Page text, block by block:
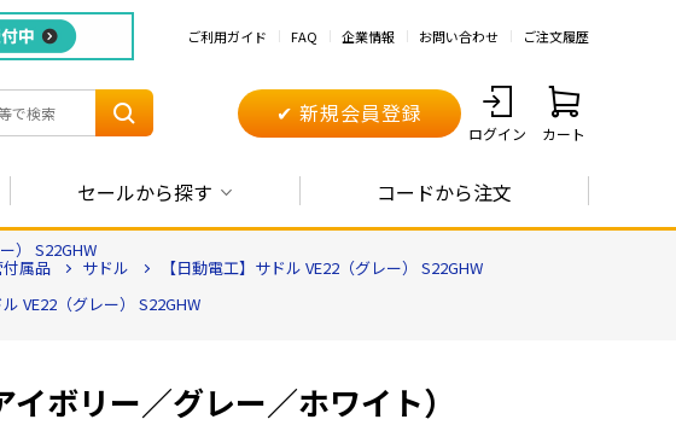
ご利用ガイド FAQ 企業情報 お問い合わせ ご注文履歴
✔ 新規会員登録
ログイン カート
セールから探す コードから注文
） S22GHW
属品 サドル 【日動電工】サドル VE22（グレー） S22GHW
VE22（グレー） S22GHW
ボリー／グレー／ホワイト）